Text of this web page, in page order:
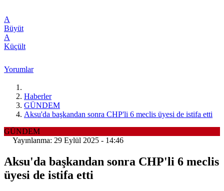
A
Büyüt
A
Küçült
Yorumlar
Haberler
GÜNDEM
Aksu'da başkandan sonra CHP'li 6 meclis üyesi de istifa etti
GÜNDEM
Yayınlanma: 29 Eylül 2025 - 14:46
Aksu'da başkandan sonra CHP'li 6 meclis
üyesi de istifa etti